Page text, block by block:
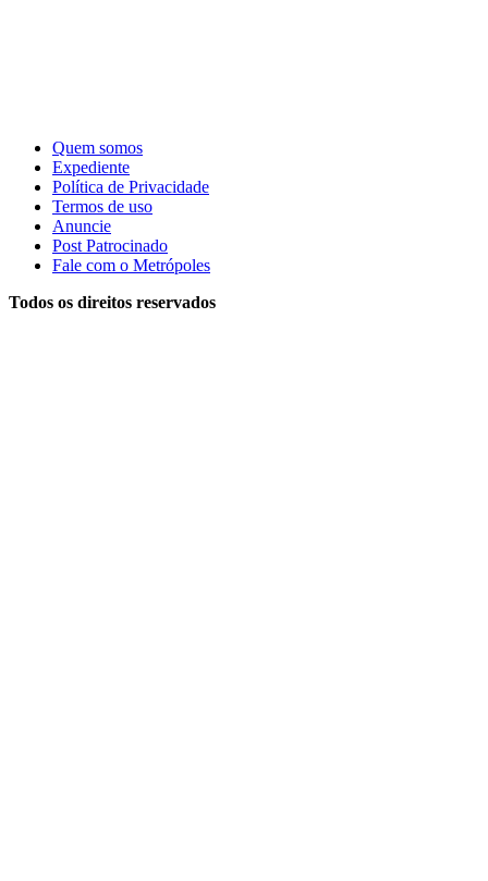
Quem somos
Expediente
Política de Privacidade
Termos de uso
Anuncie
Post Patrocinado
Fale com o Metrópoles
Todos os direitos reservados